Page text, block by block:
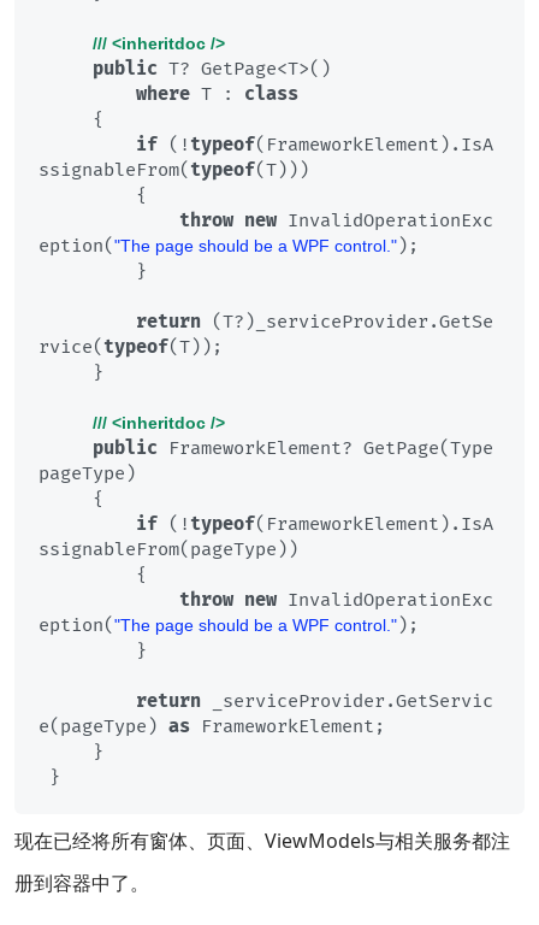
/// <inheritdoc />
public T? GetPage<T>()
where T : class
if (! typeof(FrameworkElement).IsA
ssignableFrom( typeof(T)))
throw new InvalidOperationExc
eption("The page should be a WPF control.");
return (T?)_serviceProvider.GetSe
rvice( typeof(T));
/// <inheritdoc />
public FrameworkElement? GetPage(Type
pageType)
if (! typeof(FrameworkElement).IsA
ssignableFrom(pageType))
throw new InvalidOperationExc
eption("The page should be a WPF control.");
return _serviceProvider.GetServic
e(pageType) as FrameworkElement;
现在已经将所有窗体、页面、ViewModels与相关服务都注
册到容器中了。